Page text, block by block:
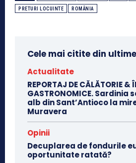
PRETURI LOCUINTE ROMÂNIA
Cele mai citite din
Actualitate
REPORTAJ DE CĂLĂTORIE &
GASTRONOMICE.
alb din Sant’Antioco la
Muravera
Opinii
Decuplarea de fondurile
oportunitate ratată?